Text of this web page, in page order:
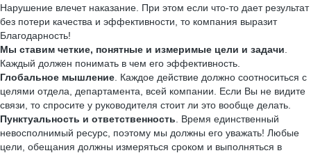
Нарушение влечет наказание. При этом если что-то дает результат
без потери качества и эффективности, то компания выразит
Благодарность!
Мы ставим четкие, понятные и измеримые цели и задачи
Каждый должен понимать в чем его эффективность.
Глобальное мышление . Каждое действие должно соотноситься с
целями отдела, департамента, всей компании. Если Вы не видите
связи, то спросите у руководителя стоит ли это вообще делать.
Пунктуальность и ответственность . Время единственный
невосполнимый ресурс, поэтому мы должны его уважать! Любые
цели, обещания должны измеряться сроком и выполняться в